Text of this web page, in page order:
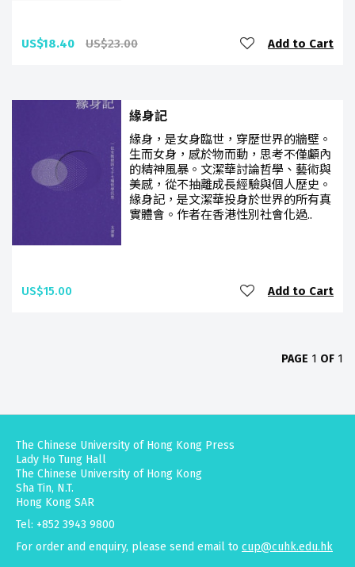
US$18.40 US$23.00 Add to Cart
緣身記
緣身，是女身臨世，穿歷世界的牆壁。
生而女身，感於物而動，思考不僅顱內
的精神風暴。文潔華討論哲學、藝術與
美感，從不抽離成長經驗與個人歷史。
緣身記，是文潔華投身於世界的所有真
實體會。作者在香港性別社會化過..
US$15.00 Add to Cart
PAGE 1 OF 1
The Chinese University of Hong Kong Press
Lady Ho Tung Hall
The Chinese University of Hong Kong
Sha Tin, N.T.
Hong Kong SAR
Tel: +852 3943 9800
For order and enquiry, please send email to cup@cuhk.edu.hk